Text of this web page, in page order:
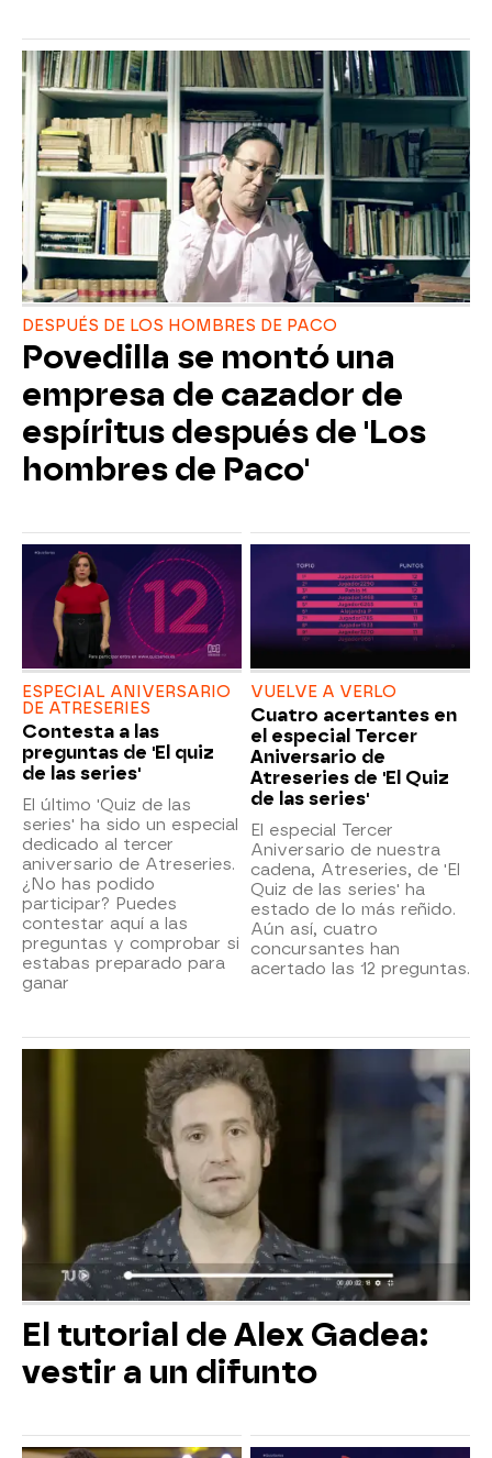
DESPUÉS DE LOS HOMBRES DE PACO
Povedilla se montó una
empresa de cazador de
espíritus después de 'Los
hombres de Paco'
ESPECIAL ANIVERSARIO
DE ATRESERIES
Contesta a las
preguntas de 'El quiz
de las series'
El último 'Quiz de las
series' ha sido un especial
dedicado al tercer
aniversario de Atreseries.
¿No has podido
participar? Puedes
contestar aquí a las
preguntas y comprobar si
estabas preparado para
ganar
VUELVE A VERLO
Cuatro acertantes en
el especial Tercer
Aniversario de
Atreseries de 'El Quiz
de las series'
El especial Tercer
Aniversario de nuestra
cadena, Atreseries, de 'El
Quiz de las series' ha
estado de lo más reñido.
Aún así, cuatro
concursantes han
acertado las 12 preguntas.
El tutorial de Alex Gadea:
vestir a un difunto